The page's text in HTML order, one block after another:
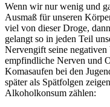
Wenn wir nur wenig und
Ausmaß für unseren
viel von dieser Droge,
gelangt so in jeden Teil
Nervengift seine negativen
empfindliche Nerven und
Komasaufen bei den
später als Spätfolgen
Alkoholkonsum zählen: